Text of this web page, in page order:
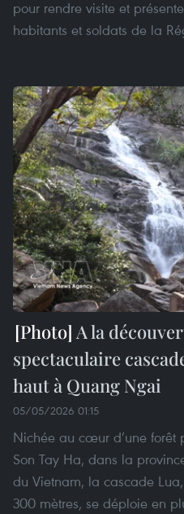
pour rendre visite et
habitants et soldats de la
A la
spectaculaire
haut à Quang Ngai
05/05/2026 01:15
Nichée au cœur d’une
Son Tay Ha, dans la
du Vietnam, la cascade
300 mètres, se déploie en